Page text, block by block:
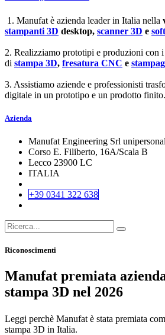
1. Manufat è azienda leader in Italia nella
stampanti 3D desktop, scanner 3D e
2. Realizziamo prototipi e produzioni con
di stampa 3D, fresatura CNC e
3. Assistiamo aziende e professionisti
digitale in un prototipo e un prodotto finito.
Azienda
Manufat Engineering Srl
Corso E. Filiberto, 16A/Scala B
Lecco 23900 LC
ITALIA
+39 0341 322 638
Riconoscimenti
Manufat premiata
stampa 3D nel 2026
Leggi perchè Manufat è stata premiata
stampa 3D in Italia.